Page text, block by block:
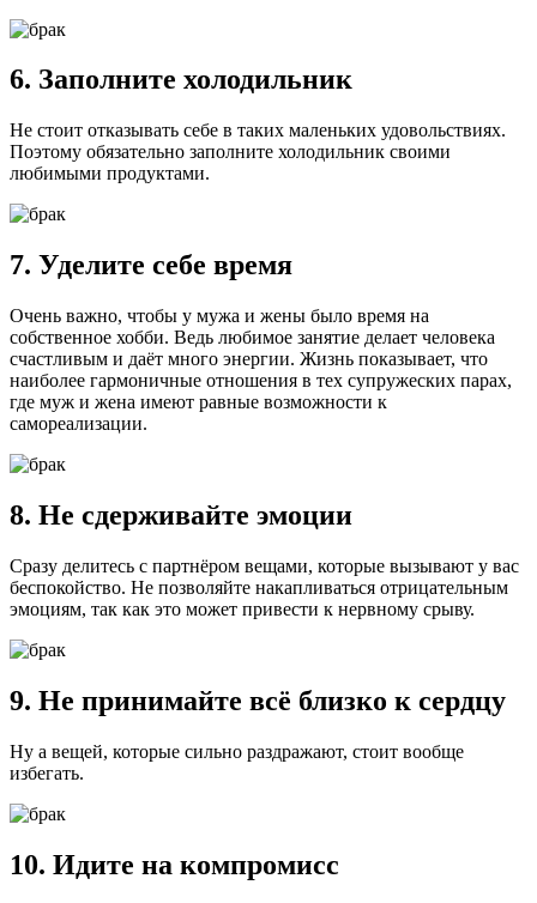
6. Заполните холодильник
Не стоит отказывать себе в таких маленьких удовольствиях.
Поэтому обязательно заполните холодильник своими
любимыми продуктами.
7. Уделите себе время
Очень важно, чтобы у мужа и жены было время на
собственное хобби. Ведь любимое занятие делает человека
счастливым и даёт много энергии. Жизнь показывает, что
наиболее гармоничные отношения в тех супружеских парах,
где муж и жена имеют равные возможности к
самореализации.
8. Не сдерживайте эмоции
Сразу делитесь с партнёром вещами, которые вызывают у вас
беспокойство. Не позволяйте накапливаться отрицательным
эмоциям, так как это может привести к нервному срыву.
9. Не принимайте всё близко к сердцу
Ну а вещей, которые сильно раздражают, стоит вообще
избегать.
10. Идите на компромисс